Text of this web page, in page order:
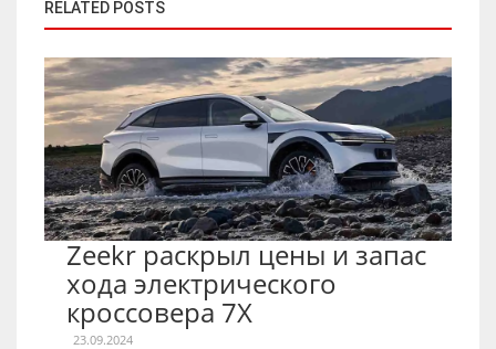
RELATED POSTS
Zeekr раскрыл цены и запас
хода электрического
кроссовера 7X
23.09.2024